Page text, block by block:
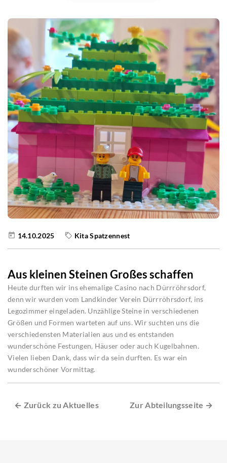
14.10.2025 Kita Spatzennest
Aus kleinen Steinen Großes schaffen
Heute durften wir ins ehemalige Casino nach Dürrröhrsdorf,
denn wir wurden vom Landkinder Verein Dürrröhrsdorf, ins
Legozimmer eingeladen. Unzählige Steine in verschiedenen
Größen und Formen warteten auf uns. Wir suchten uns die
verschiedensten Materialien aus und es entstanden
wunderschöne Festungen, Häuser oder auch Kugelbahnen.
Vielen lieben Dank, dass wir da sein durften. Es war ein
wunderschöner Vormittag.
← Zurück zu Aktuelles Zur Abteilungsseite →